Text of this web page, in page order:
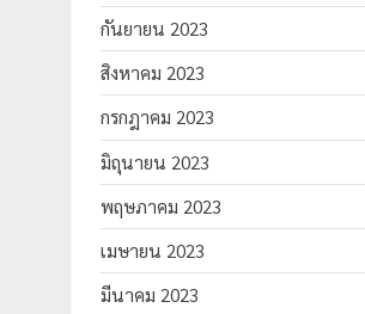
กันยายน 2023
สิงหาคม 2023
กรกฎาคม 2023
มิถุนายน 2023
พฤษภาคม 2023
เมษายน 2023
มีนาคม 2023